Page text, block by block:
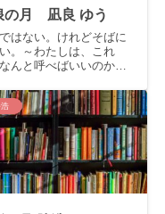
の月 凪良 ゆう
はない。けれどそばに
。～わたしは、これ
んと呼べばいいのかわ
。今回は映画も公開さ
本屋大賞受賞作凪良ゆう
浪の月』をご紹介いたし
story：家族ではない、
もないーだけど文だけ